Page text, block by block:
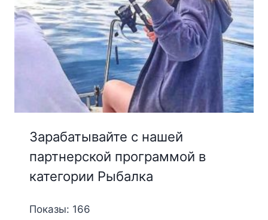
Зарабатывайте с нашей
партнерской программой в
категории Рыбалка
Показы: 166